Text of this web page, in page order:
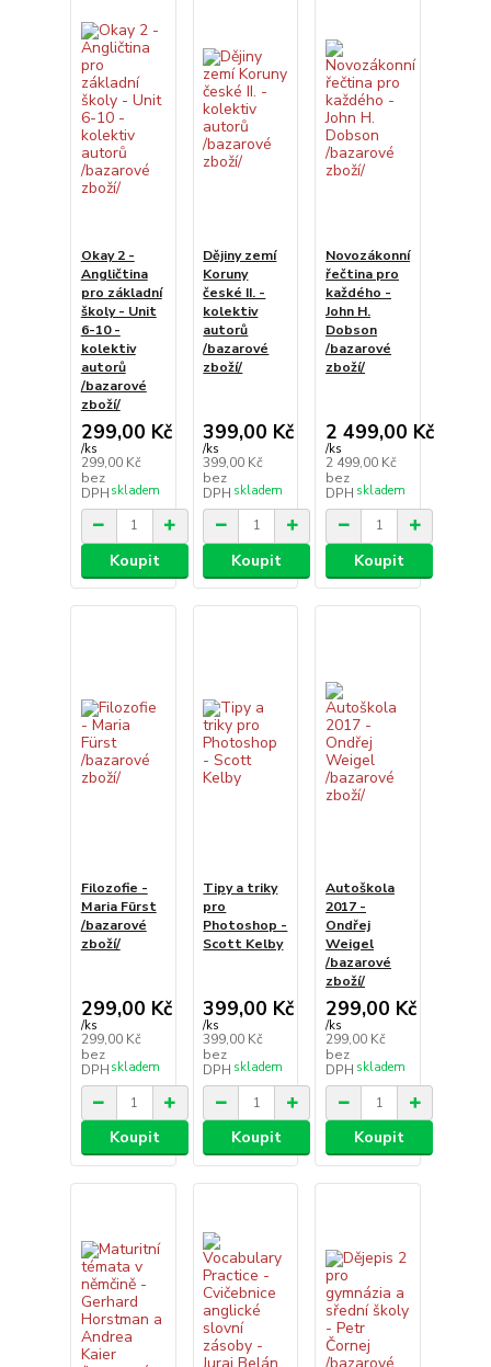
Okay 2 -
Angličtina
pro základní
školy - Unit
6-10 -
kolektiv
autorů
/bazarové
zboží/
299,00 Kč
/ks
299,00 Kč
bez
DPH skladem
Koupit
Dějiny zemí
Koruny
české II. -
kolektiv
autorů
/bazarové
zboží/
399,00 Kč
/ks
399,00 Kč
bez
DPH skladem
Koupit
Novozákonní
řečtina pro
každého -
John H.
Dobson
/bazarové
zboží/
2 499,00 Kč
/ks
2 499,00 Kč
bez
DPH skladem
Koupit
Filozofie -
Maria Fürst
/bazarové
zboží/
299,00 Kč
/ks
299,00 Kč
bez
DPH skladem
Koupit
Tipy a triky
pro
Photoshop -
Scott Kelby
399,00 Kč
/ks
399,00 Kč
bez
DPH skladem
Koupit
Autoškola
2017 -
Ondřej
Weigel
/bazarové
zboží/
299,00 Kč
/ks
299,00 Kč
bez
DPH skladem
Koupit